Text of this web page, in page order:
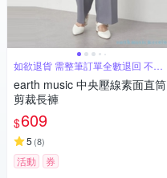
如欲退貨 需整筆訂單全數退回 不能
單退
earth music 中央壓線素面直筒
剪裁長褲
$609
5 (8)
活動 券